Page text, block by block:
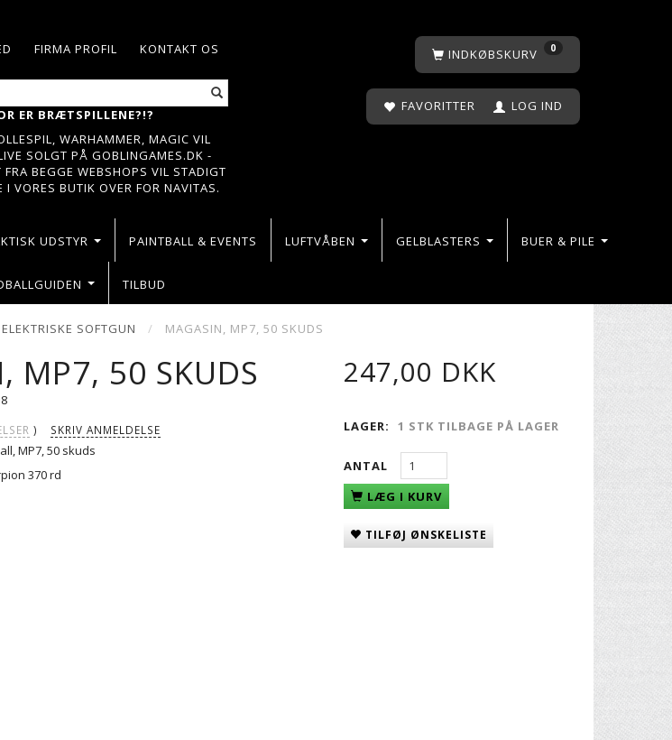
KONTAKT OS
FIRMA PROFIL
ER BRÆTSPILLENE?!?
WARHAMMER, MAGIC VIL
SOLGT PÅ GOBLINGAMES.DK -
FRA BEGGE WEBSHOPS VIL STADIGT
I VORES BUTIK OVER FOR NAVITAS.
INDKØBSKURV 0
FAVORITTER LOG IND
UDSTYR PAINTBALL & EVENTS LUFTVÅBEN GELBLASTERS BUER & PILE
TILBUD
SOFTGUN MAGASIN, MP7, 50 SKUDS
MP7, 50 SKUDS
SKRIV ANMELDELSE
MP7, 50 skuds
370 rd
247,00 DKK
LAGER: 1 STK TILBAGE PÅ LAGER
ANTAL
LÆG I KURV
TILFØJ ØNSKELISTE